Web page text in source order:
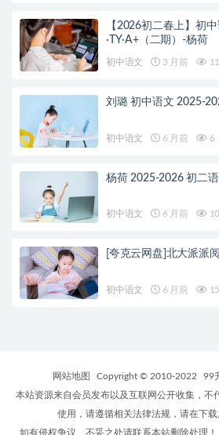
【2026初二春上】初
·TY·A+（二期）-杨荷
初中语文 3 月前 11
刘璐 初中语文 2025-
初中语文 6 月前 6
杨荷 2025-2026 初二
初中语文 6 月前 10
[夸克云网盘]北大派派
初中语文 6 月前 15
网站地图 Copyright © 2010-2022 99
本站资源来自会员发布以及互联网公开收集，不
使用，请遵循相关法律法规，请在下载
如有侵权争议、不妥之处请联系本站删除处理